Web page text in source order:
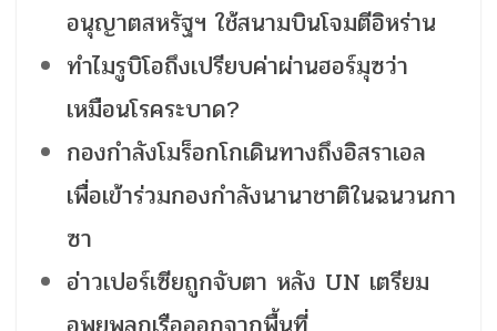
อนุญาตสหรัฐฯ ใช้สนามบินโจมตีอิหร่าน
ทำไมรูบิโอถึงเปรียบค่าผ่านฮอร์มุซว่า
เหมือนโรคระบาด?
กองกำลังโมร็อกโกเดินทางถึงอิสราเอล
เพื่อเข้าร่วมกองกำลังนานาชาติในฉนวนกา
ซา
อ่าวเปอร์เซียถูกจับตา หลัง UN เตรียม